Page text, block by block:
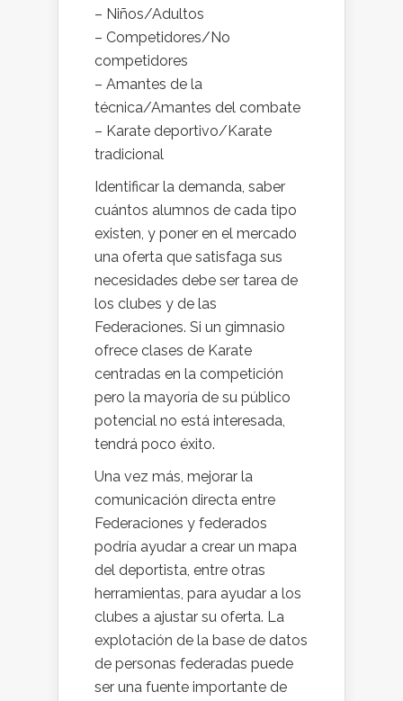
– Niños/Adultos
– Competidores/No
competidores
– Amantes de la
técnica/Amantes del combate
– Karate deportivo/Karate
tradicional
Identificar la demanda, saber
cuántos alumnos de cada tipo
existen, y poner en el mercado
una oferta que satisfaga sus
necesidades debe ser tarea de
los clubes y de las
Federaciones. Si un gimnasio
ofrece clases de Karate
centradas en la competición
pero la mayoría de su público
potencial no está interesada,
tendrá poco éxito.
Una vez más, mejorar la
comunicación directa entre
Federaciones y federados
podría ayudar a crear un mapa
del deportista, entre otras
herramientas, para ayudar a los
clubes a ajustar su oferta. La
explotación de la base de datos
de personas federadas puede
ser una fuente importante de